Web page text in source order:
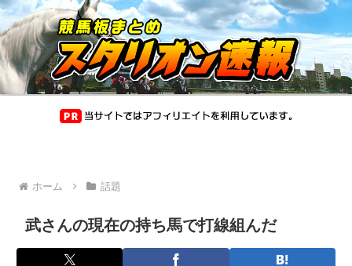
ホーム 話題
武さんの現在の持ち馬で打線組んだ